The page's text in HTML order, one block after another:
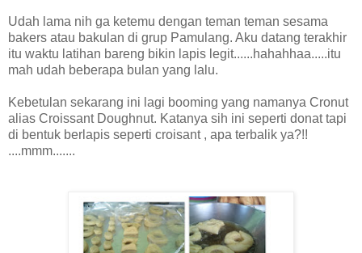
Udah lama nih ga ketemu dengan teman teman sesama
bakers atau bakulan di grup Pamulang. Aku datang terakhir
itu waktu latihan bareng bikin lapis legit......hahahhaa.....itu
mah udah beberapa bulan yang lalu.
Kebetulan sekarang ini lagi booming yang namanya Cronut
alias Croissant Doughnut. Katanya sih ini seperti donat tapi
di bentuk berlapis seperti croisant , apa terbalik ya?!!
....mmm.......